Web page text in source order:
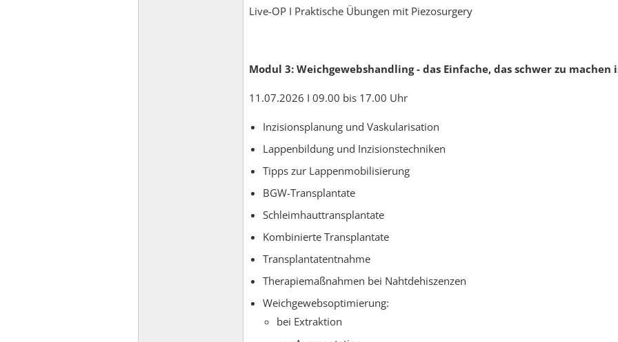
Live-OP I Praktische Übungen mit Piezosurgery
Modul 3: Weichgewebshandling - das Einfache, das schwer zu machen
11.07.2026 I 09.00 bis 17.00 Uhr
Inzisionsplanung und Vaskularisation
Lappenbildung und Inzisionstechniken
Tipps zur Lappenmobilisierung
BGW-Transplantate
Schleimhauttransplantate
Kombinierte Transplantate
Transplantatentnahme
Therapiemaßnahmen bei Nahtdehiszenzen
Weichgewebsoptimierung:
bei Extraktion